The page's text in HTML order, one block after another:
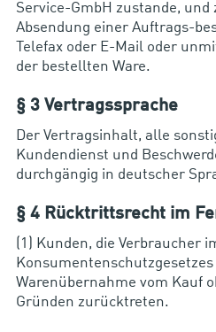
Service-GmbH zustande,
Absendung einer Auftrags-
Telefax oder E-Mail oder
der bestellten Ware.
§ 3 Vertragssprache
Der Vertragsinhalt, alle
Kundendienst und
durchgängig in deutscher
§ 4 Rücktrittsrecht im
(1) Kunden, die Verbraucher
Konsumentenschutzgesetzes
Warenübernahme vom Kauf
Gründen zurücktreten.